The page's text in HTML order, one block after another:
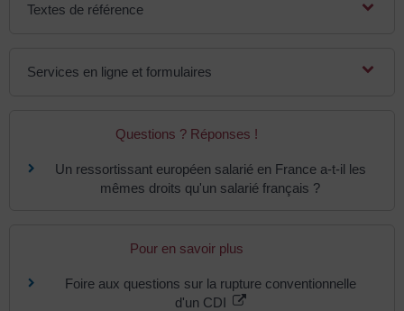
Textes de référence
Services en ligne et formulaires
Questions ? Réponses !
Un ressortissant européen salarié en France a-t-il les
mêmes droits qu'un salarié français ?
Pour en savoir plus
Foire aux questions sur la rupture conventionnelle
d'un CDI